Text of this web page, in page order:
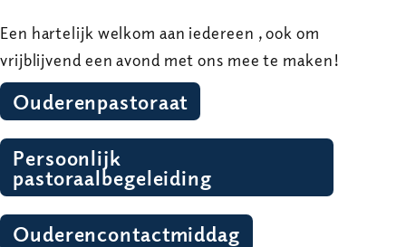
Een hartelijk welkom aan iedereen , ook om
vrijblijvend een avond met ons mee te maken!
Ouderenpastoraat
Persoonlijk
pastoraalbegeleiding
Ouderencontactmiddag